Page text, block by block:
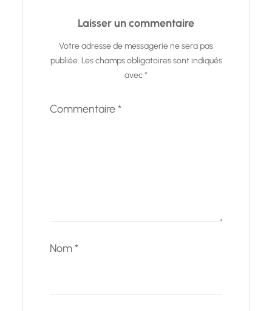
Laisser un commentaire
Votre adresse de messagerie ne sera pas
publiée. Les champs obligatoires sont indiqués
avec*
Commentaire*
Nom*